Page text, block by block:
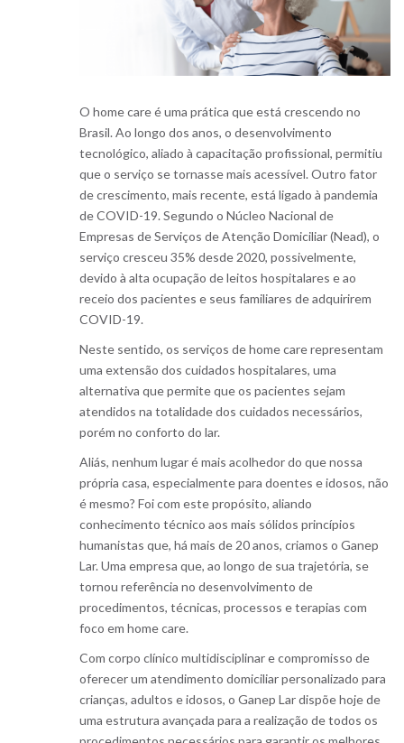
O home care é uma prática que está crescendo no
Brasil. Ao longo dos anos, o desenvolvimento
tecnológico, aliado à capacitação profissional, permitiu
que o serviço se tornasse mais acessível. Outro fator
de crescimento, mais recente, está ligado à pandemia
de COVID-19. Segundo o Núcleo Nacional de
Empresas de Serviços de Atenção Domiciliar (Nead), o
serviço cresceu 35% desde 2020, possivelmente,
devido à alta ocupação de leitos hospitalares e ao
receio dos pacientes e seus familiares de adquirirem
COVID-19.
Neste sentido, os serviços de home care representam
uma extensão dos cuidados hospitalares, uma
alternativa que permite que os pacientes sejam
atendidos na totalidade dos cuidados necessários,
porém no conforto do lar.
Aliás, nenhum lugar é mais acolhedor do que nossa
própria casa, especialmente para doentes e idosos, não
é mesmo? Foi com este propósito, aliando
conhecimento técnico aos mais sólidos princípios
humanistas que, há mais de 20 anos, criamos o Ganep
Lar. Uma empresa que, ao longo de sua trajetória, se
tornou referência no desenvolvimento de
procedimentos, técnicas, processos e terapias com
foco em home care.
Com corpo clínico multidisciplinar e compromisso de
oferecer um atendimento domiciliar personalizado para
crianças, adultos e idosos, o Ganep Lar dispõe hoje de
uma estrutura avançada para a realização de todos os